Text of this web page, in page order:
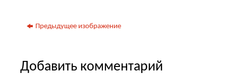
Предыдущее изображение
Добавить комментарий